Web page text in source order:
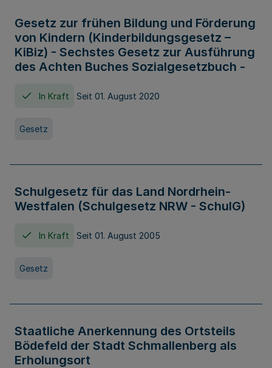
Gesetz zur frühen Bildung und Förderung
von Kindern (Kinderbildungsgesetz –
KiBiz) - Sechstes Gesetz zur Ausführung
des Achten Buches Sozialgesetzbuch -
In Kraft Seit 01. August 2020
Gesetz
Schulgesetz für das Land Nordrhein-
Westfalen (Schulgesetz NRW - SchulG)
In Kraft Seit 01. August 2005
Gesetz
Staatliche Anerkennung des Ortsteils
Bödefeld der Stadt Schmallenberg als
Erholungsort